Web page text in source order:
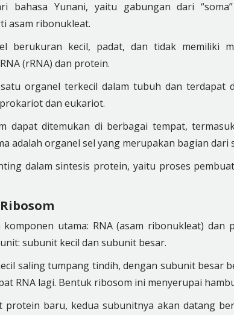
bahasa Yunani, yaitu gabungan dari
asam ribonukleat.
berukuran kecil, padat, dan tidak memiliki
(rRNA) dan protein.
organel terkecil dalam tubuh dan terdapat
dan eukariot.
dapat ditemukan di berbagai tempat,
adalah organel sel yang merupakan bagian dari
dalam sintesis protein, yaitu proses
utama: RNA (asam ribonukleat) dan
subunit kecil dan subunit besar.
saling tumpang tindih, dengan subunit besar
RNA lagi. Bentuk ribosom ini menyerupai
protein baru, kedua subunitnya akan datang